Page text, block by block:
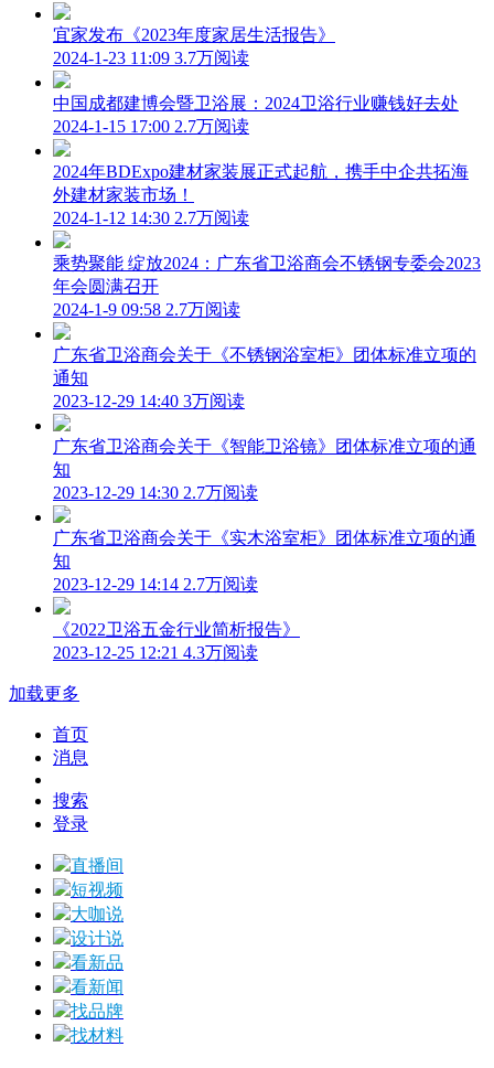
宜家发布《2023年度家居生活报告》
2024-1-23 11:09 3.7万阅读
中国成都建博会暨卫浴展：2024卫浴行业赚钱好去处
2024-1-15 17:00 2.7万阅读
2024年BDExpo建材家装展正式起航，携手中企共拓海
外建材家装市场！
2024-1-12 14:30 2.7万阅读
乘势聚能 绽放2024：广东省卫浴商会不锈钢专委会2023
年会圆满召开
2024-1-9 09:58 2.7万阅读
广东省卫浴商会关于《不锈钢浴室柜》团体标准立项的
通知
2023-12-29 14:40 3万阅读
广东省卫浴商会关于《智能卫浴镜》团体标准立项的通
知
2023-12-29 14:30 2.7万阅读
广东省卫浴商会关于《实木浴室柜》团体标准立项的通
知
2023-12-29 14:14 2.7万阅读
《2022卫浴五金行业简析报告》
2023-12-25 12:21 4.3万阅读
加载更多
首页
消息
搜索
登录
直播间
短视频
大咖说
设计说
看新品
看新闻
找品牌
找材料